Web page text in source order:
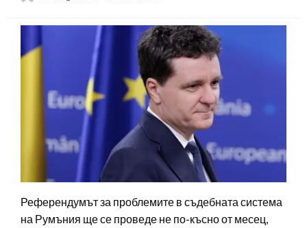
Референдумът за проблемите в съдебната система
на Румъния ще се проведе не по-късно от месец,